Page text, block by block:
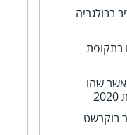
בבולגריה
בתקופת
אשר שהו
בוקרשט